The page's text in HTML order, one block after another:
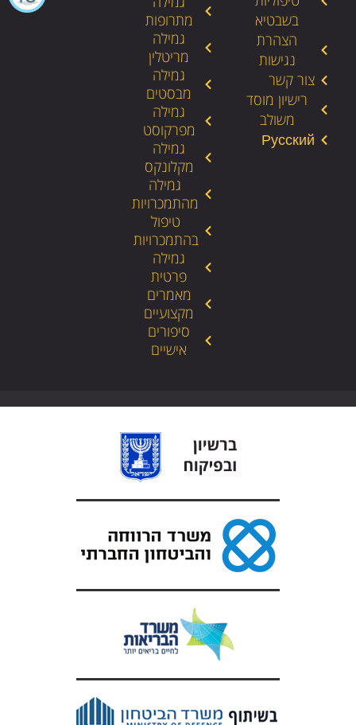
בשבטיא
הצהרת
נגישות
צור קשר
רישיון מוסד
משולב
מתרופות
גמילה
מריטלין
גמילה
מבסטים
גמילה
מפרקוסט
גמילה
מקלונקס
גמילה
מהתמכרויות
טיפול
בהתמכרויות
גמילה
פרטית
מאמרים
מקצועיים
סיפורים
אישיים